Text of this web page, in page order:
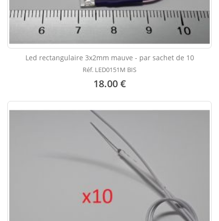
Led rectangulaire 3x2mm mauve - par sachet de 10
Réf. LED0151M BIS
18.00 €